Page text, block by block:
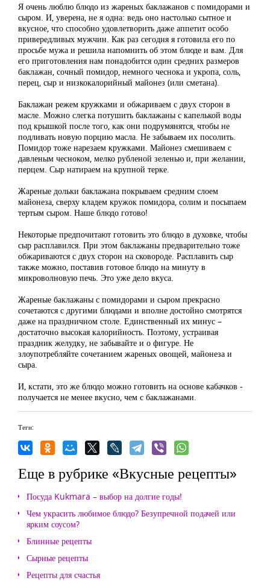
Я очень люблю блюдо из жареных баклажанов с помидорами и
сыром. И, уверена, не я одна: ведь оно настолько сытное и
вкусное, что способно удовлетворить даже аппетит особо
привередливых мужчин. Как раз сегодня я готовила его по
просьбе мужа и решила напомнить об этом блюде и вам. Для
его приготовления нам понадобится один средних размеров
баклажан, сочный помидор, немного чеснока и укропа, соль,
перец, сыр и низкокалорийный майонез (или сметана).
Баклажан режем кружками и обжариваем с двух сторон в
масле. Можно слегка потушить баклажаны с капелькой воды
под крышкой после того, как они подрумянятся, чтобы не
подливать новую порцию масла. Не забываем их посолить.
Помидор тоже нарезаем кружками. Майонез смешиваем с
давленым чесноком, мелко рубленой зеленью и, при желании,
перцем. Сыр натираем на крупной терке.
Жареные дольки баклажана покрываем средним слоем
майонеза, сверху кладем кружок помидора, солим и посыпаем
тертым сыром. Наше блюдо готово!
Некоторые предпочитают готовить это блюдо в духовке, чтобы
сыр расплавился. При этом баклажаны предварительно тоже
обжариваются с двух сторон на сковороде. Расплавить сыр
также можно, поставив готовое блюдо на минуту в
микроволновую печь. Это уже дело вкуса.
Жареные баклажаны с помидорами и сыром прекрасно
сочетаются с другими блюдами и вполне достойно смотрятся
даже на праздничном столе. Единственный их минус –
достаточно высокая калорийность. Поэтому, устраивая
праздник желудку, не забывайте и о фигуре. Не
злоупотребляйте сочетанием жареных овощей, майонеза и
сыра.
И, кстати, это же блюдо можно готовить на основе кабачков -
получается не менее вкусно, чем с баклажанами.
Теги:
Еще в рубрике «Вкусные рецепты»
Посуда Kukmara – выбор на долгие годы!
Чем украсить любимое блюдо? Безупречной подачей или
ярким соусом?
Блинные рецепты
Сырные рецепты
Рецепты для счастья